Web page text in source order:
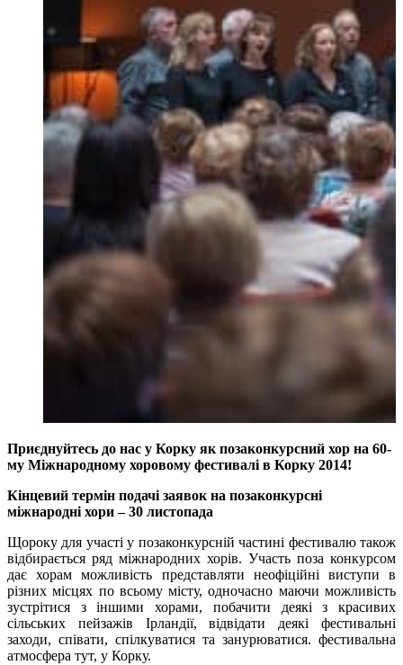
Приєднуйтесь до нас у Корку як позаконкурсний хор на 60-
му Міжнародному хоровому фестивалі в Корку 2014!
Кінцевий термін подачі заявок на позаконкурсні
міжнародні хори – 30 листопада
Щороку для участі у позаконкурсній частині фестивалю також
відбирається ряд міжнародних хорів. Участь поза конкурсом
дає хорам можливість представляти неофіційні виступи в
різних місцях по всьому місту, одночасно маючи можливість
зустрітися з іншими хорами, побачити деякі з красивих
сільських пейзажів Ірландії, відвідати деякі фестивальні
заходи, співати, спілкуватися та занурюватися. фестивальна
атмосфера тут, у Корку.